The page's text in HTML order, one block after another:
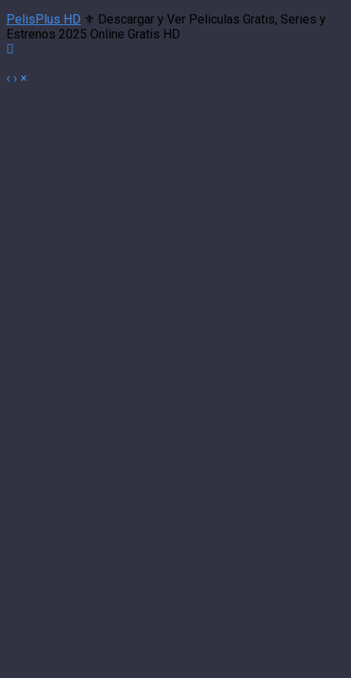
PelisPlus HD ⚜️ Descargar y Ver Peliculas Gratis, Series y
Estrenos 2025 Online Gratis HD
‹ › ×